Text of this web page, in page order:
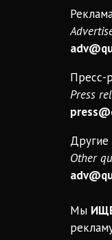
Пресс-
Press
Other
Мы